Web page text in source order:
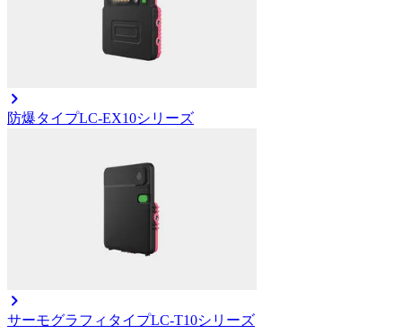
防爆タイプLC-EX10シリーズ
サーモグラフィタイプLC-T10シリーズ